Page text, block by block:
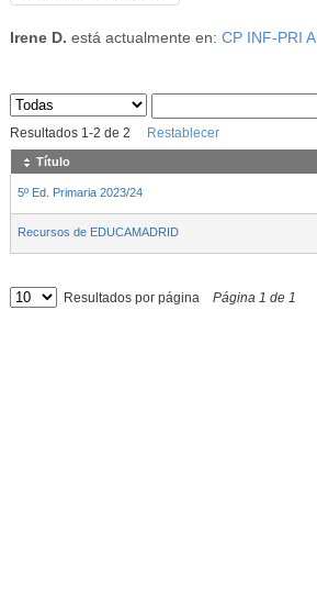
Irene D. está actualmente en: CP INF-PRI
Sus archivos
Resultados 1-2 de 2 Restablecer
Título
5º Ed. Primaria 2023/24
Recursos de EDUCAMADRID
Resultados por página Página 1 de 1